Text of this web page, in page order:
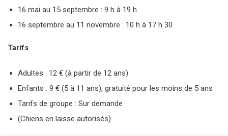
16 mai au 15 septembre : 9 h à 19 h
16 septembre au 11 novembre : 10 h à 17 h 30
Tarifs
Adultes : 12 € (à partir de 12 ans)
Enfants : 9 € (5 à 11 ans), gratuité pour les moins de 5 ans
Tarifs de groupe : Sur demande
(Chiens en laisse autorisés)